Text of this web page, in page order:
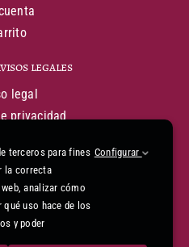
legales
legal
privacidad
de venta
financiación
web
terceros para fines
la correcta
analizar cómo
uso hace de los
y poder
Configurar